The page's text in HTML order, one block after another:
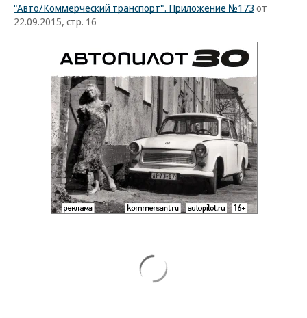
"Авто/Коммерческий транспорт". Приложение №173 от
22.09.2015, стр. 16